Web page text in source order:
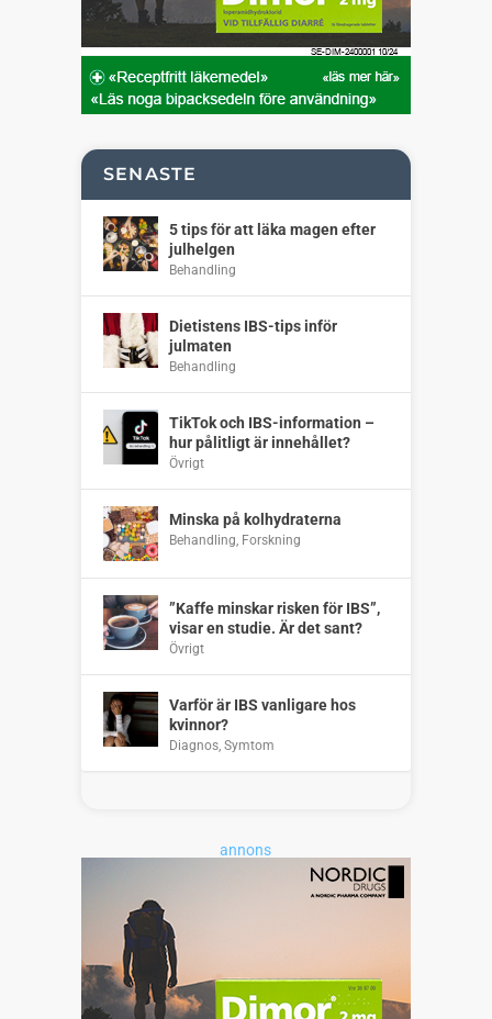
SENASTE
5 tips för att läka magen efter
julhelgen
Behandling
Dietistens IBS-tips inför
julmaten
Behandling
TikTok och IBS-information –
hur pålitligt är innehållet?
Övrigt
Minska på kolhydraterna
Behandling, Forskning
”Kaffe minskar risken för IBS”,
visar en studie. Är det sant?
Övrigt
Varför är IBS vanligare hos
kvinnor?
Diagnos, Symtom
annons